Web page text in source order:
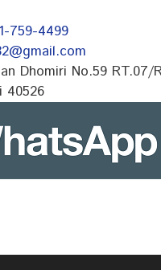
759-4499
Dhomiri No.59 RT.07/
40526